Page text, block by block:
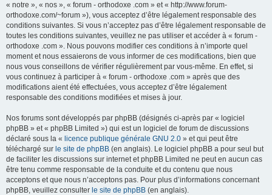
« notre », « nos », « forum - orthodoxe .com » et « http://www.forum-
orthodoxe.com/~forum »), vous acceptez d’être légalement responsable des
conditions suivantes. Si vous n’acceptez pas d’être légalement responsable de
toutes les conditions suivantes, veuillez ne pas utiliser et accéder à « forum -
orthodoxe .com ». Nous pouvons modifier ces conditions à n’importe quel
moment et nous essaierons de vous informer de ces modifications, bien que
nous vous conseillons de vérifier régulièrement par vous-même. En effet, si
vous continuez à participer à « forum - orthodoxe .com » après que des
modifications aient été effectuées, vous acceptez d’être légalement
responsable des conditions modifiées et mises à jour.
Nos forums sont développés par phpBB (désignés ci-après par « logiciel
phpBB » et « phpBB Limited ») qui est un logiciel de forum de discussions
déclaré sous la « licence publique générale GNU 2.0 » et qui peut être
téléchargé sur le site de phpBB (en anglais). Le logiciel phpBB a pour seul but
de faciliter les discussions sur internet et phpBB Limited ne peut en aucun cas
être tenu comme responsable de la conduite et du contenu que nous
acceptons et que nous n’acceptons pas. Pour plus d’informations concernant
phpBB, veuillez consulter le site de phpBB (en anglais).